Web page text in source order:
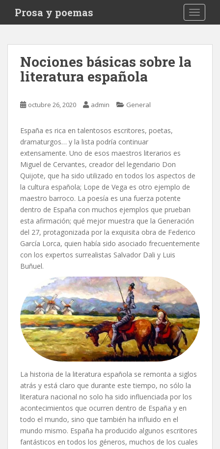
i
Prosa y poemas
Nociones básicas sobre la
literatura española
octubre 26, 2020 admin General
España es rica en talentosos escritores, poetas,
dramaturgos… y la lista podría continuar
extensamente. Uno de esos maestros literarios es
Miguel de Cervantes, creador del legendario Don
Quijote, que ha sido utilizado en todos los aspectos de
la cultura española; Lope de Vega es otro ejemplo de
maestro barroco. La poesía es una fuerza potente
dentro de España con muchos ejemplos que prueban
esta afirmación; qué mejor muestra que la Generación
del 27, protagonizada por la exquisita obra de Federico
García Lorca, quien había sido asociado frecuentemente
con los expertos surrealistas Salvador Dali y Luis
Buñuel.
La historia de la literatura española se remonta a siglos
atrás y está claro que durante este tiempo, no sólo la
literatura nacional no solo ha sido influenciada por los
acontecimientos que ocurren dentro de España y en
todo el mundo, sino que también ha influido en el
mundo mismo. España ha producido algunos escritores
fantásticos en todos los géneros, muchos de los cuales